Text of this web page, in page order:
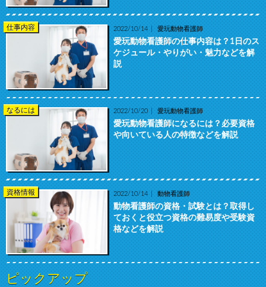
仕事内容 2022/10/14 愛玩動物看護師
愛玩動物看護師の仕事内容は？1日のス
ケジュール・やりがい・魅力などを解
説
なるには 2022/10/20 愛玩動物看護師
愛玩動物看護師になるには？必要資格
や向いている人の特徴などを解説
資格情報 2022/10/14 動物看護師
動物看護師の資格・試験とは？取得し
ておくと役立つ資格の難易度や受験資
格などを解説
ピックアップ